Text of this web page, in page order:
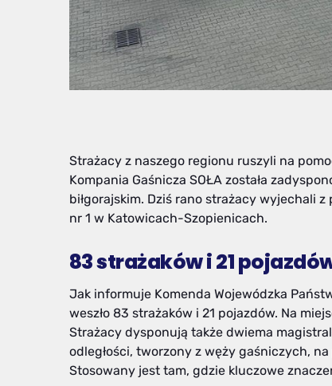
Strażacy z naszego regionu ruszyli na
Kompania Gaśnicza SOŁA została
biłgorajskim. Dziś rano strażacy wyjechali
nr 1 w Katowicach-Szopienicach.
83 strażaków i 21
Jak informuje Komenda Wojewódzka
weszło 83 strażaków i 21 pojazdów. Na
Strażacy dysponują także dwiema
odległości, tworzony z węży gaśniczych,
Stosowany jest tam, gdzie kluczowe